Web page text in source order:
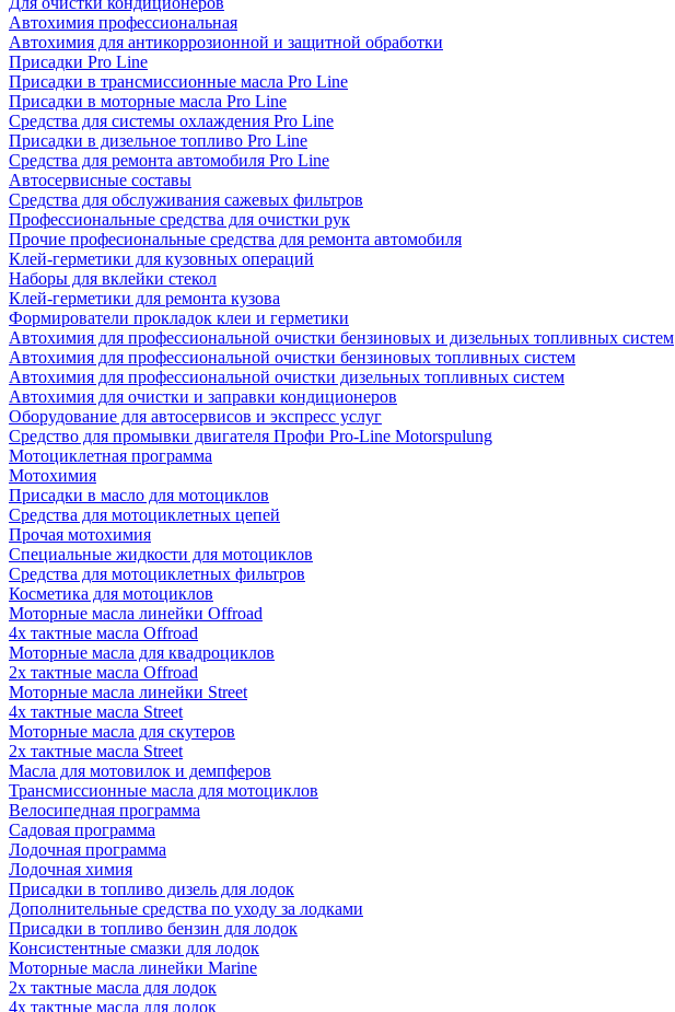
Автохимия профессиональная
Автохимия для антикоррозионной и защитной обработки
Присадки Pro Line
Присадки в трансмиссионные масла Pro Line
Присадки в моторные масла Pro Line
Средства для системы охлаждения Pro Line
Присадки в дизельное топливо Pro Line
Средства для ремонта автомобиля Pro Line
Автосервисные составы
Средства для обслуживания сажевых фильтров
Профессиональные средства для очистки рук
Прочие професиональные средства для ремонта автомобиля
Клей-герметики для кузовных операций
Наборы для вклейки стекол
Клей-герметики для ремонта кузова
Формирователи прокладок клеи и герметики
Автохимия для профессиональной очистки бензиновых и дизельных топливных систем
Автохимия для профессиональной очистки бензиновых топливных систем
Автохимия для профессиональной очистки дизельных топливных систем
Автохимия для очистки и заправки кондиционеров
Оборудование для автосервисов и экспресс услуг
Средство для промывки двигателя Профи Pro-Line Motorspulung
Мотоциклетная программа
Мотохимия
Присадки в масло для мотоциклов
Средства для мотоциклетных цепей
Прочая мотохимия
Специальные жидкости для мотоциклов
Средства для мотоциклетных фильтров
Косметика для мотоциклов
Моторные масла линейки Offroad
4х тактные масла Offroad
Моторные масла для квадроциклов
2х тактные масла Offroad
Моторные масла линейки Street
4х тактные масла Street
Моторные масла для скутеров
2х тактные масла Street
Масла для мотовилок и демпферов
Трансмиссионные масла для мотоциклов
Велосипедная программа
Садовая программа
Лодочная программа
Лодочная химия
Присадки в топливо дизель для лодок
Дополнительные средства по уходу за лодками
Присадки в топливо бензин для лодок
Консистентные смазки для лодок
Моторные масла линейки Marine
2х тактные масла для лодок
4х тактные масла для лодок